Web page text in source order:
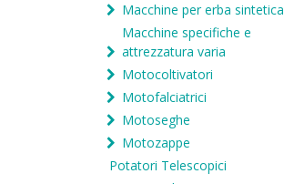
Macchine per erba sintetica
Macchine specifiche e
attrezzatura varia
Motocoltivatori
Motofalciatrici
Motoseghe
Motozappe
Potatori Telescopici